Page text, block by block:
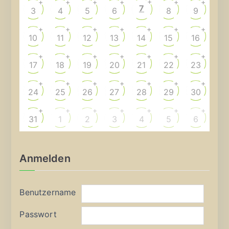
3
+
4
+
5
+
6
+
7 8
+
9
+
10
+
11
+
12
+
13
+
14
+
15
+
16
+
17
+
18
+
19
+
20
+
21
+
22
+
23
+
24
+
25
+
26
+
27
+
28
+
29
+
30
+
31
+
1
+
2
+
3
+
4
+
5
+
6
+
Anmelden
Benutzername
Passwort